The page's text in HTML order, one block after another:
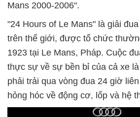
Mans 2000-2006".
"24 Hours of Le Mans" là giải
trên thế giới, được tổ chức
1923 tại Le Mans, Pháp. Cuộc
thực sự về sự bền bỉ của cả xe
phải trải qua vòng đua 24 giờ
hỏng hóc về động cơ, lốp và hệ